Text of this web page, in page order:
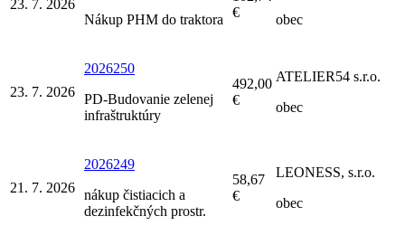
23. 7. 2026
Nákup PHM do traktora
€
obec
23. 7. 2026
2026250
PD-Budovanie zelenej
infraštruktúry
492,00
€
ATELIER54 s.r.o.
obec
21. 7. 2026
2026249
nákup čistiacich a
dezinfekčných prostr.
58,67
€
LEONESS, s.r.o.
obec